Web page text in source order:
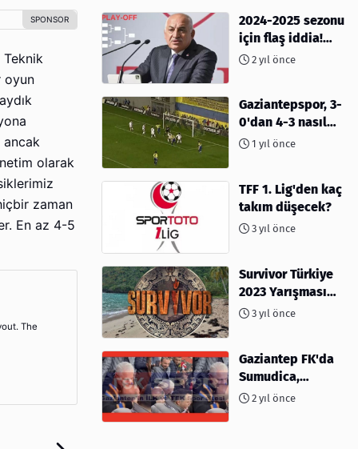
oyun
ancak
olarak
zaman
En az 4-5
The
2024-2025 sezonu
için flaş iddia!
Play-Off sistemi
2 yıl önce
Gaziantepspor, 3-
0'dan 4-3 nasıl
kaybetti?
1 yıl önce
TFF 1. Lig'den kaç
takım düşecek?
3 yıl önce
Survivor Türkiye
2023 Yarışması
İçin Geri Sayım
3 yıl önce
Gaziantep FK'da
Sumudica,
Başkanı
2 yıl önce